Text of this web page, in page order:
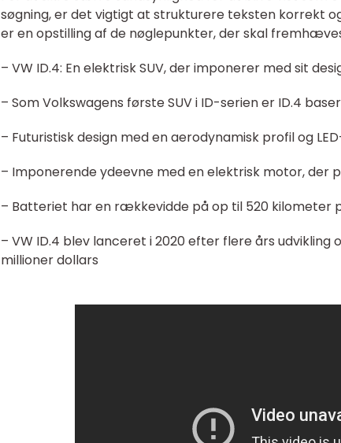
søgning, er det vigtigt at strukturere teksten korrekt
er en opstilling af de nøglepunkter, der skal
– VW ID.4: En elektrisk SUV, der imponerer med sit
– Som Volkswagens første SUV i ID-serien er ID.4
– Futuristisk design med en aerodynamisk profil og
– Imponerende ydeevne med en elektrisk motor,
– Batteriet har en rækkevidde på op til 520 kilometer
– VW ID.4 blev lanceret i 2020 efter flere års udvikling
millioner dollars